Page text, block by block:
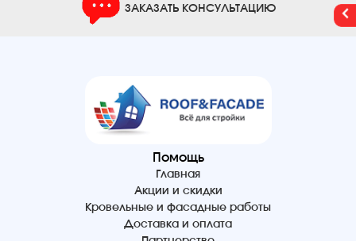
ЗАКАЗАТЬ КОНСУЛЬТАЦИЮ
Помощь
Главная
Акции и скидки
Кровельные и фасадные работы
Доставка и оплата